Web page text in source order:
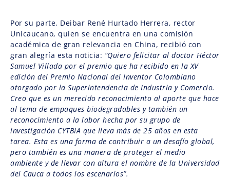
Por su parte, Deibar René Hurtado Herrera, rector
Unicaucano, quien se encuentra en una comisión
académica de gran relevancia en China, recibió con
gran alegría esta noticia: “Quiero felicitar al doctor Héctor
Samuel Villada por el premio que ha recibido en la XV
edición del Premio Nacional del Inventor Colombiano
otorgado por la Superintendencia de Industria y Comercio.
Creo que es un merecido reconocimiento al aporte que hace
al tema de empaques biodegradables y también un
reconocimiento a la labor hecha por su grupo de
investigación CYTBIA que lleva más de 25 años en esta
tarea. Esta es una forma de contribuir a un desafío global,
pero también es una manera de proteger el medio
ambiente y de llevar con altura el nombre de la Universidad
del Cauca a todos los escenarios”.